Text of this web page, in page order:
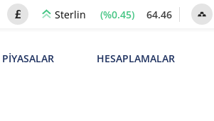
Sterlin (%0.45) 64.46
PİYASALAR HESAPLAMALAR